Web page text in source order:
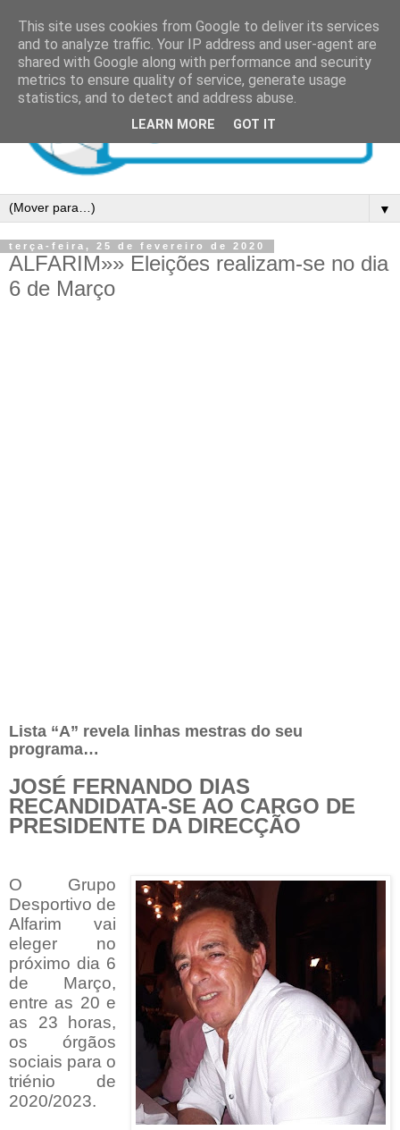
▼
terça-feira, 25 de fevereiro de 2020
ALFARIM»» Eleições realizam-se no dia
6 de Março
Lista “A” revela linhas mestras do seu
programa…
JOSÉ FERNANDO DIAS
RECANDIDATA-SE AO CARGO DE
PRESIDENTE DA DIRECÇÃO
O Grupo
Desportivo de
Alfarim vai
eleger no
próximo dia 6
de Março,
entre as 20 e
as 23 horas,
os órgãos
sociais para o
triénio de
2020/2023.
This site uses cookies from Google to deliver its services
and to analyze traffic. Your IP address and user-agent are
shared with Google along with performance and security
metrics to ensure quality of service, generate usage
statistics, and to detect and address abuse.
LEARN MORE GOT IT